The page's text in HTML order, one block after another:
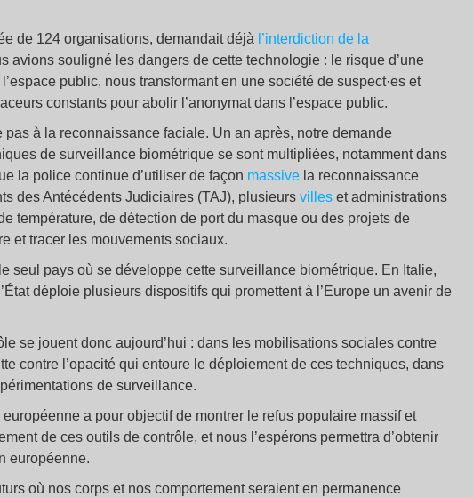
de 124 organisations, demandait déjà l’interdiction de la
avions souligné les dangers de cette technologie : le risque d’une
public, nous transformant en une société de suspect·es et
constants pour abolir l’anonymat dans l’espace public.
à la reconnaissance faciale. Un an après, notre demande
de surveillance biométrique se sont multipliées, notamment dans
la police continue d’utiliser de façon massive la reconnaissance
des Antécédents Judiciaires (TAJ), plusieurs villes et administrations
température, de détection de port du masque ou des projets de
et tracer les mouvements sociaux.
seul pays où se développe cette surveillance biométrique. En Italie,
déploie plusieurs dispositifs qui promettent à l’Europe un avenir de
se jouent donc aujourd’hui : dans les mobilisations sociales contre
contre l’opacité qui entoure le déploiement de ces techniques, dans
de surveillance.
a pour objectif de montrer le refus populaire massif et
de ces outils de contrôle, et nous l’espérons permettra d’obtenir
européenne.
où nos corps et nos comportement seraient en permanence